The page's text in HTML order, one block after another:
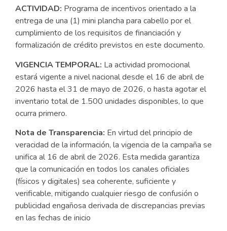
ACTIVIDAD: Programa de incentivos orientado a la
entrega de una (1) mini plancha para cabello por el
cumplimiento de los requisitos de financiación y
formalización de crédito previstos en este documento.
VIGENCIA TEMPORAL: La actividad promocional
estará vigente a nivel nacional desde el 16 de abril de
2026 hasta el 31 de mayo de 2026, o hasta agotar el
inventario total de 1.500 unidades disponibles, lo que
ocurra primero.
Nota de Transparencia: En virtud del principio de
veracidad de la información, la vigencia de la campaña se
unifica al 16 de abril de 2026. Esta medida garantiza
que la comunicación en todos los canales oficiales
(físicos y digitales) sea coherente, suficiente y
verificable, mitigando cualquier riesgo de confusión o
publicidad engañosa derivada de discrepancias previas
en las fechas de inicio